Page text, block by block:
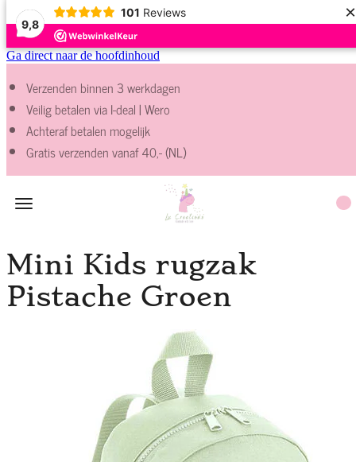
9,8
101 Reviews ×
Ga direct naar de hoofdinhoud
Verzenden binnen 3 werkdagen
Veilig betalen via I-deal | Wero
Achteraf betalen mogelijk
Gratis verzenden vanaf 40,- (NL)
Mini Kids rugzak
Pistache Groen